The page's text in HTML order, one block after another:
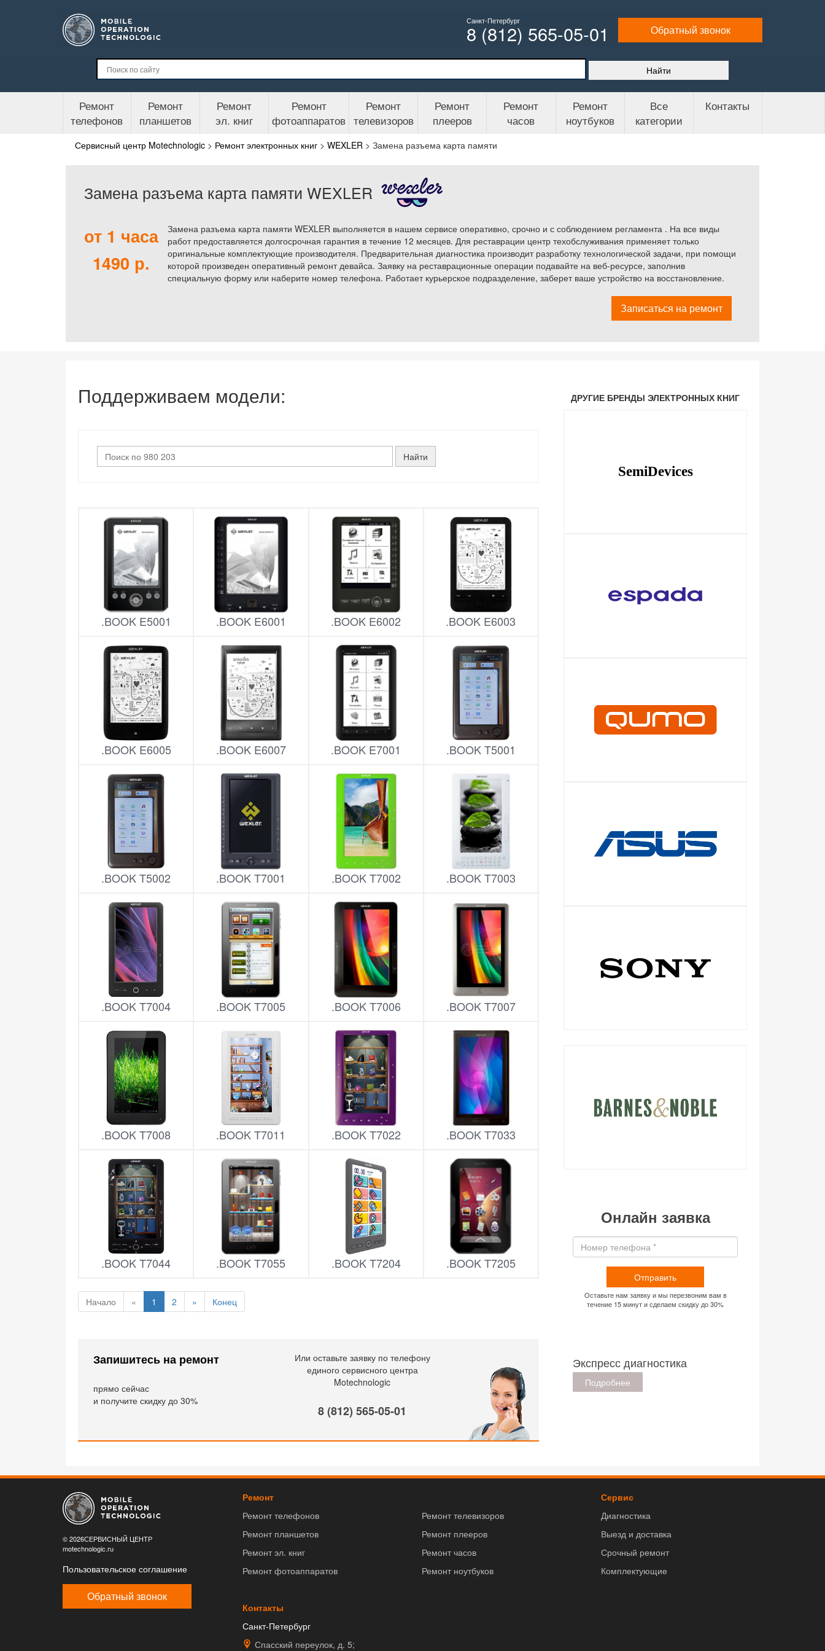
Санкт-Петербург
8 (812) 565-05-01 Обратный звонок
Ремонт
телефонов
Ремонт
планшетов
Ремонт
эл. книг
Ремонт
фотоаппаратов
Ремонт
телевизоров
Ремонт
плееров
Ремонт
часов
Ремонт
ноутбуков
Все
категории
Контакты
Сервисный центр Motechnologic > Ремонт электронных книг > WEXLER > Замена разъема карта памяти
Замена разъема карта памяти WEXLER
от 1 часа
1490 р.
Замена разъема карта памяти WEXLER выполняется в нашем сервисе оперативно, срочно и с соблюдением регламента . На все виды
работ предоставляется долгосрочная гарантия в течение 12 месяцев. Для реставрации центр техобслуживания применяет только
оригинальные комплектующие производителя. Предварительная диагностика производит разработку технологической задачи, при помощи
которой произведен оперативный ремонт девайса. Заявку на реставрационные операции подавайте на веб-ресурсе, заполнив
специальную форму или наберите номер телефона. Работает курьерское подразделение, заберет ваше устройство на восстановление.
Записаться на ремонт
Поддерживаем модели:
.BOOK E5001 .BOOK E6001 .BOOK E6002 .BOOK E6003
.BOOK E6005 .BOOK E6007 .BOOK E7001 .BOOK T5001
.BOOK T5002 .BOOK T7001 .BOOK T7002 .BOOK T7003
.BOOK T7004 .BOOK T7005 .BOOK T7006 .BOOK T7007
.BOOK T7008 .BOOK T7011 .BOOK T7022 .BOOK T7033
.BOOK T7044 .BOOK T7055 .BOOK T7204 .BOOK T7205
Начало « 1 2 » Конец
Запишитесь на ремонт
прямо сейчас
и получите скидку до 30%
Или оставьте заявку по телефону
единого сервисного центра
Motechnologic
8 (812) 565-05-01
ДРУГИЕ БРЕНДЫ ЭЛЕКТРОННЫХ КНИГ
SemiDevices
Онлайн заявка
Отправить
Оставьте нам заявку и мы перезвоним вам в
течение 15 минут и сделаем скидку до 30%
Экспресс диагностика
Подробнее
© 2026СЕРВИСНЫЙ ЦЕНТР
motechnologic.ru
Пользовательское соглашение
Обратный звонок
Ремонт
Ремонт телефонов
Ремонт планшетов
Ремонт эл. книг
Ремонт фотоаппаратов
Ремонт телевизоров
Ремонт плееров
Ремонт часов
Ремонт ноутбуков
Сервис
Диагностика
Выезд и доставка
Срочный ремонт
Комплектующие
Контакты
Санкт-Петербург
Спасский переулок, д. 5;